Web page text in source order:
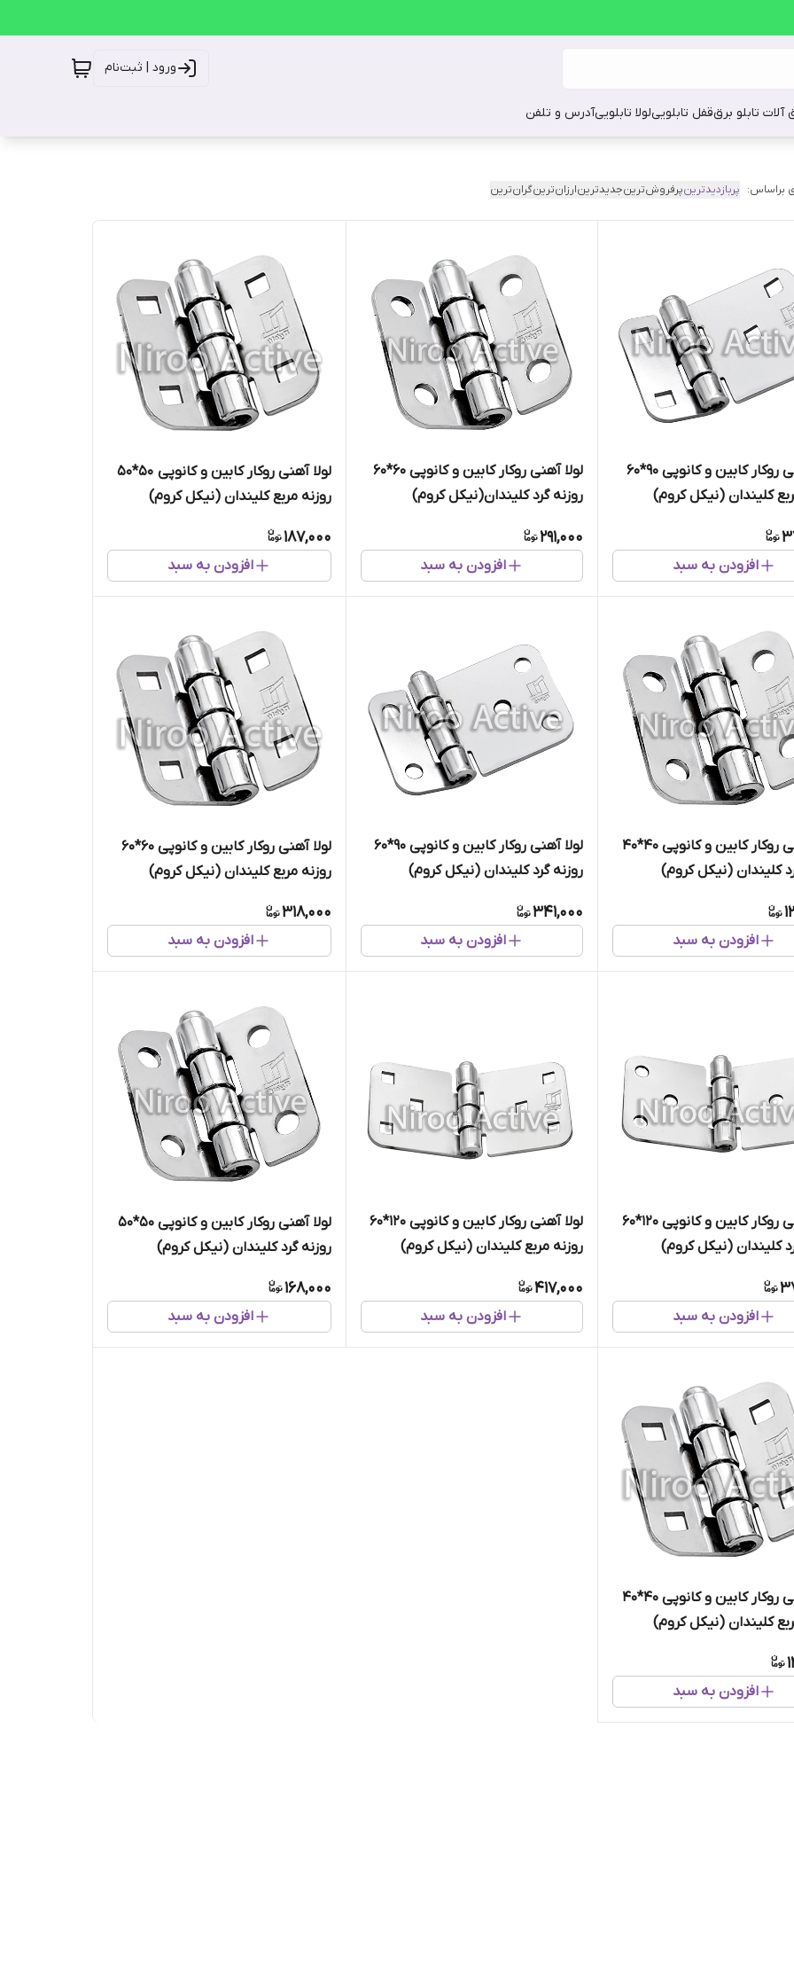
ورود | ثبت‌نام
آلات تابلو برققفل تابلوییلولا تابلوییآدرس و تلفن
براساس: پربازدیدترینپرفروش‌ترینجدیدترینارزان‌ترینگران‌ترین
لولا آهنی روکار کابین و کانوپی ۹۰*۶۰
کلیندان (نیکل کروم)
افزودن به سبد
لولا آهنی روکار کابین و کانوپی ۶۰*۶۰
روزنه گرد کلیندان(نیکل کروم)
291,000
افزودن به سبد
لولا آهنی روکار کابین و کانوپی ۵۰*۵۰
روزنه مربع کلیندان (نیکل کروم)
187,000
افزودن به سبد
لولا آهنی روکار کابین و کانوپی ۴۰*۴۰
کلیندان (نیکل کروم)
افزودن به سبد
لولا آهنی روکار کابین و کانوپی ۹۰*۶۰
روزنه گرد کلیندان (نیکل کروم)
341,000
افزودن به سبد
لولا آهنی روکار کابین و کانوپی ۶۰*۶۰
روزنه مربع کلیندان (نیکل کروم)
318,000
افزودن به سبد
لولا آهنی روکار کابین و کانوپی ۱۲۰*۶۰
کلیندان (نیکل کروم)
افزودن به سبد
لولا آهنی روکار کابین و کانوپی ۱۲۰*۶۰
روزنه مربع کلیندان (نیکل کروم)
417,000
افزودن به سبد
لولا آهنی روکار کابین و کانوپی ۵۰*۵۰
روزنه گرد کلیندان (نیکل کروم)
168,000
افزودن به سبد
لولا آهنی روکار کابین و کانوپی ۴۰*۴۰
کلیندان (نیکل کروم)
افزودن به سبد